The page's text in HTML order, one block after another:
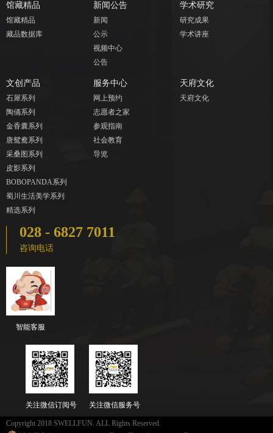
馆藏精品
馆藏精品
藏品数据库
新闻公告
新闻
公示
视频中心
公告
学术研究
研究成果
学术讲座
文创产品
石犀系列
陶俑系列
金香囊系列
唐鸳鸯系列
采桑图系列
皮影系列
BOBOPANDA系列
蜀川生活美学系列
精选系列
服务中心
网上预约
志愿者之家
参观指南
社会教育
导览
天府文化
天府文化
028 - 6827 7011
咨询电话
智能客服
关注微信服务号
关注微信订阅号
Copyright 2018 SWELLFUN. ALL Rights Reserved.